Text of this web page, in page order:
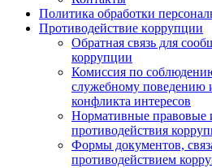
Политика обработки
Прoтивoдeйствие кoрpупции
Обратная связь для
коррупции
Комиссия по
служебному поведению
конфликта интересов
Нормативные правовые
противодействия
Формы документов,
противодействием